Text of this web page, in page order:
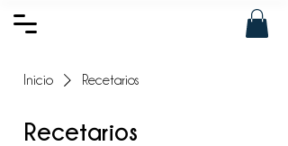
Inicio Recetarios
Recetarios